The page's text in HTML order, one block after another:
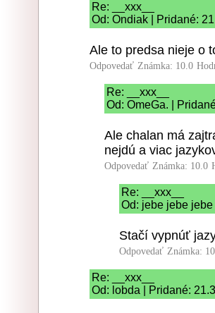
Re: __xxx__
Od: Ondiak | Pridané:
Ale to predsa nieje o
Odpovedať Známka: 10.0
Re: __xxx__
Od: OmeGa. |
Ale chalan má
nejdú a viac
Odpovedať Známka: 10.0
Re: __xxx__
Od: jebe jebe
Stačí vypnúť
Odpovedať Známka:
Re: __xxx__
Od: lobda | Pridané: